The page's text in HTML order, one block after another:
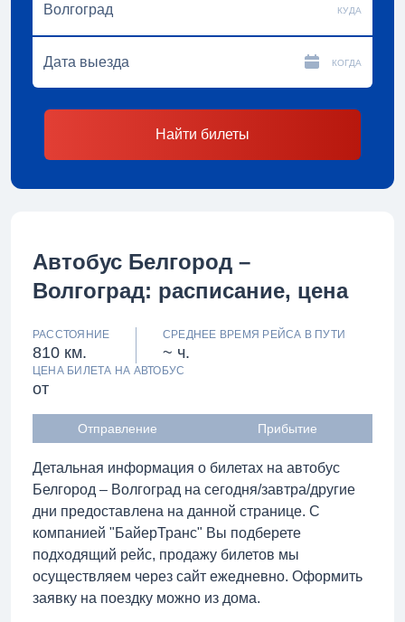
КУДА
КОГДА
Найти билеты
Автобус Белгород –
Волгоград: расписание, цена
РАССТОЯНИЕ
810 км.
СРЕДНЕЕ ВРЕМЯ РЕЙСА В ПУТИ
~ ч.
ЦЕНА БИЛЕТА НА АВТОБУС
от
Отправление Прибытие
Детальная информация о билетах на автобус
Белгород – Волгоград на сегодня/завтра/другие
дни предоставлена на данной странице. С
компанией "БайерТранс" Вы подберете
подходящий рейс, продажу билетов мы
осуществляем через сайт ежедневно. Оформить
заявку на поездку можно из дома.